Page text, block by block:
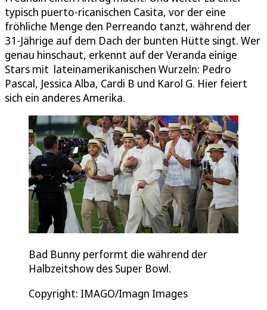
typisch puerto-ricanischen Casita, vor der eine
fröhliche Menge den Perreando tanzt, während der
31-Jährige auf dem Dach der bunten Hütte singt. Wer
genau hinschaut, erkennt auf der Veranda einige
Stars mit lateinamerikanischen Wurzeln: Pedro
Pascal, Jessica Alba, Cardi B und Karol G. Hier feiert
sich ein anderes Amerika.
Bad Bunny performt die während der
Halbzeitshow des Super Bowl.
Copyright: IMAGO/Imagn Images